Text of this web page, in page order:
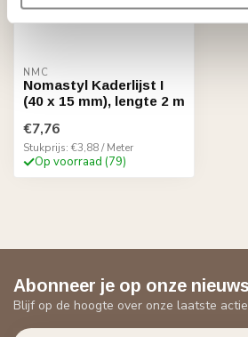
NMC
Nomastyl Kaderlijst I
(40 x 15 mm), lengte 2 m
€7,76
Stukprijs: €3,88 / Meter
Op voorraad (79)
Abonneer je op onze
Blijf op de hoogte over onze laatste